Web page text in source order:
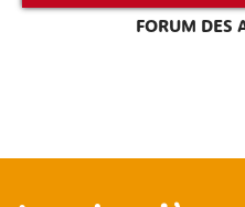
FORUM DES